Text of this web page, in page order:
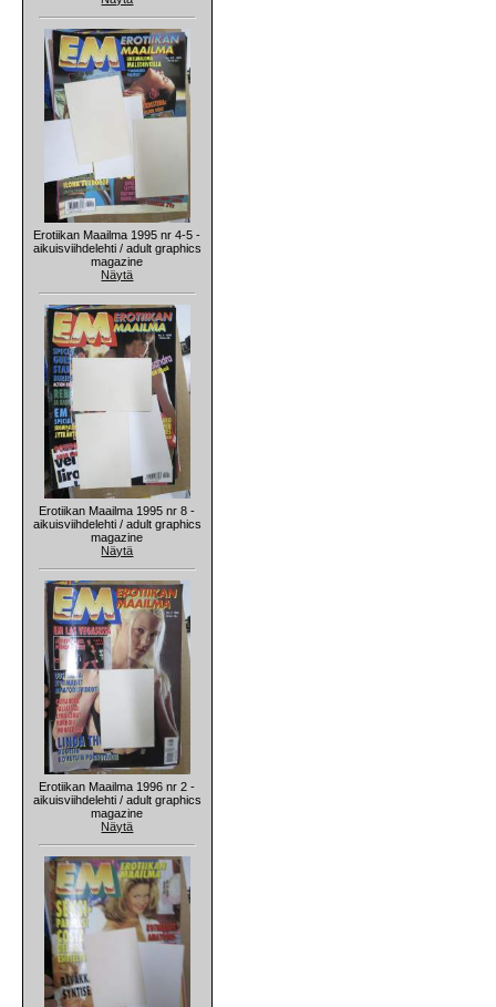
Erotiikan Maailma 1995 nr 4-5 -
aikuisviihdelehti / adult graphics
magazine
Näytä
Erotiikan Maailma 1995 nr 8 -
aikuisviihdelehti / adult graphics
magazine
Näytä
Erotiikan Maailma 1996 nr 2 -
aikuisviihdelehti / adult graphics
magazine
Näytä